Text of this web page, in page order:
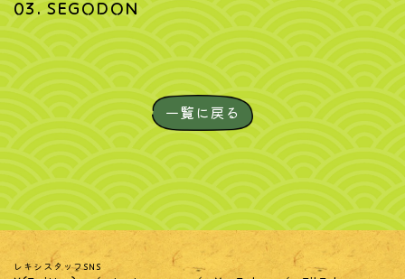
03. SEGODON
一覧に戻る
レキシスタッフSNS